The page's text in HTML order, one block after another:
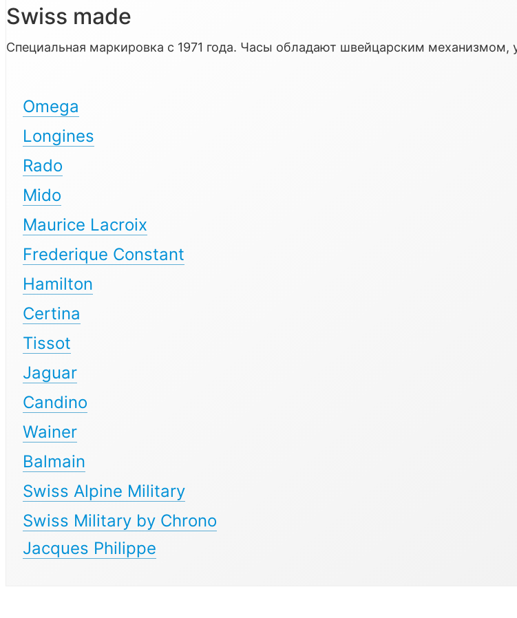
Swiss made
Специальная маркировка с 1971 года. Часы обладают швейцарским
Omega
Longines
Rado
Mido
Maurice Lacroix
Frederique Constant
Hamilton
Certina
Tissot
Jaguar
Candino
Wainer
Balmain
Swiss Alpine Military
Swiss Military by Chrono
Jacques Philippe